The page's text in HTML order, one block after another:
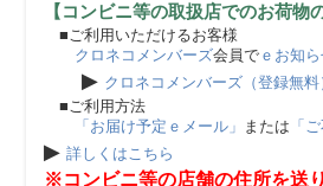
【コンビニ等の取扱店でのお荷
■ご利用いただけるお客様
クロネコメンバーズ会員で ｅお知
▶ クロネコメンバーズ（登録無料
■ご利用方法
「お届け予定ｅメール」 または 「
▶ 詳しくはこちら
※コンビニ等の店舗の住所を送